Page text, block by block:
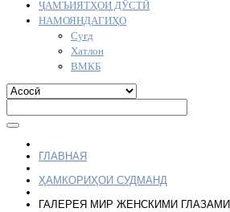
ҶАМЪИЯТҲОИ ДЎСТӢ
НАМОЯНДАГИҲО
Суғд
Хатлон
ВМКБ
ГЛАВНАЯ
ҲАМКОРИҲОИ СУДМАНД
ГАЛЕРЕЯ МИР ЖЕНСКИМИ ГЛАЗАМИ